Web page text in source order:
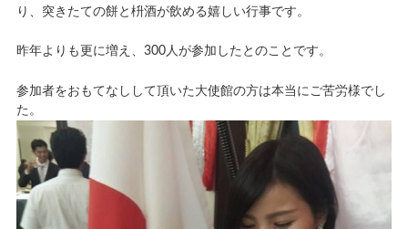
り、突きたての餅と枡酒が飲める嬉しい行事です。
昨年よりも更に増え、300人が参加したとのことです。
参加者をおもてなしして頂いた大使館の方は本当にご苦労様でし
た。